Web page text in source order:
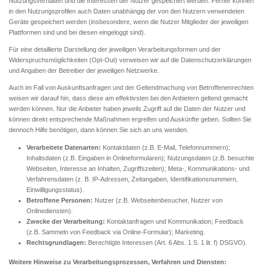
in den Nutzungsprofilen auch Daten unabhängig der von den Nutzern verwendeten
Geräte gespeichert werden (insbesondere, wenn die Nutzer Mitglieder der jeweiligen
Plattformen sind und bei diesen eingeloggt sind).
Für eine detaillierte Darstellung der jeweiligen Verarbeitungsformen und der
Widerspruchsmöglichkeiten (Opt-Out) verweisen wir auf die Datenschutzerklärungen
und Angaben der Betreiber der jeweiligen Netzwerke.
Auch im Fall von Auskunftsanfragen und der Geltendmachung von Betroffenenrechten
weisen wir darauf hin, dass diese am effektivsten bei den Anbietern geltend gemacht
werden können. Nur die Anbieter haben jeweils Zugriff auf die Daten der Nutzer und
können direkt entsprechende Maßnahmen ergreifen und Auskünfte geben. Sollten Sie
dennoch Hilfe benötigen, dann können Sie sich an uns wenden.
Verarbeitete Datenarten: Kontaktdaten (z.B. E-Mail, Telefonnummern);
Inhaltsdaten (z.B. Eingaben in Onlineformularen); Nutzungsdaten (z.B. besuchte
Webseiten, Interesse an Inhalten, Zugriffszeiten); Meta-, Kommunikations- und
Verfahrensdaten (z. B. IP-Adressen, Zeitangaben, Identifikationsnummern,
Einwilligungsstatus).
Betroffene Personen: Nutzer (z.B. Webseitenbesucher, Nutzer von
Onlinediensten).
Zwecke der Verarbeitung: Kontaktanfragen und Kommunikation; Feedback
(z.B. Sammeln von Feedback via Online-Formular); Marketing.
Rechtsgrundlagen: Berechtigte Interessen (Art. 6 Abs. 1 S. 1 lit. f) DSGVO).
Weitere Hinweise zu Verarbeitungsprozessen, Verfahren und Diensten: